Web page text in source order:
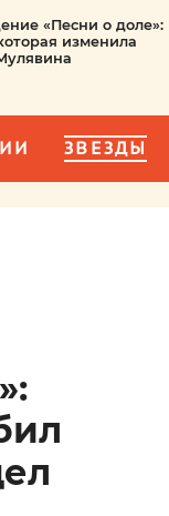
«Песни о доле»:
изменила
ЗВЕЗДЫ